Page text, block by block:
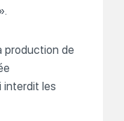
production de
interdit les